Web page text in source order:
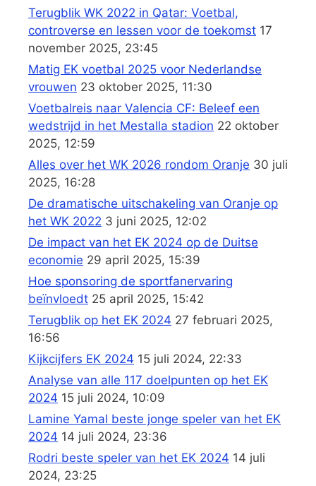
Terugblik WK 2022 in Qatar: Voetbal,
controverse en lessen voor de toekomst 17
november 2025, 23:45
Matig EK voetbal 2025 voor Nederlandse
vrouwen 23 oktober 2025, 11:30
Voetbalreis naar Valencia CF: Beleef een
wedstrijd in het Mestalla stadion 22 oktober
2025, 12:59
Alles over het WK 2026 rondom Oranje 30 juli
2025, 16:28
De dramatische uitschakeling van Oranje op
het WK 2022 3 juni 2025, 12:02
De impact van het EK 2024 op de Duitse
economie 29 april 2025, 15:39
Hoe sponsoring de sportfanervaring
beïnvloedt 25 april 2025, 15:42
Terugblik op het EK 2024 27 februari 2025,
16:56
Kijkcijfers EK 2024 15 juli 2024, 22:33
Analyse van alle 117 doelpunten op het EK
2024 15 juli 2024, 10:09
Lamine Yamal beste jonge speler van het EK
2024 14 juli 2024, 23:36
Rodri beste speler van het EK 2024 14 juli
2024, 23:25